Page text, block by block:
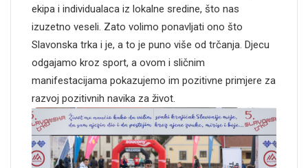
ekipa i individualaca iz lokalne sredine, što nas
izuzetno veseli. Zato volimo ponavljati ono što
Slavonska trka i je, a to je puno više od trčanja. Djecu
odgajamo kroz sport, a ovom i sličnim
manifestacijama pokazujemo im pozitivne primjere za
razvoj pozitivnih navika za život.